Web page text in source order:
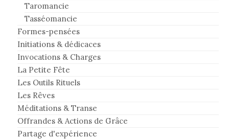
Taromancie
Tasséomancie
Formes-pensées
Initiations & dédicaces
Invocations & Charges
La Petite Fête
Les Outils Rituels
Les Rêves
Méditations & Transe
Offrandes & Actions de Grâce
Partage d'expérience